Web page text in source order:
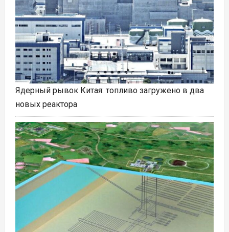
Ядерный рывок Китая: топливо загружено в два
новых реактора